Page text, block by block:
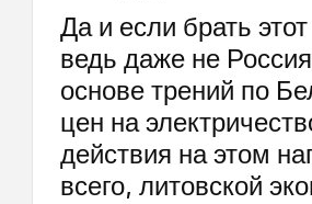
Да и если брать
ведь даже не
основе трений по
цен на
действия на этом
всего, литовской